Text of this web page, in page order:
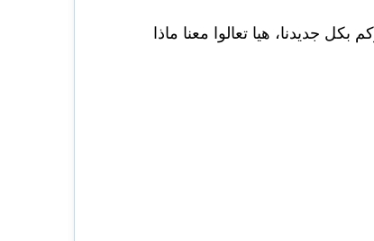
جديدنا، هيا تعالوا معنا ماذا